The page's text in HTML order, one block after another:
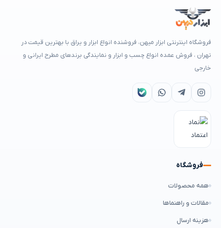
فروشگاه اینترنتی ابزار میهن، فروشنده انواع ابزار و یراق با بهترین قیمت در
تهران ، فروش عمده انواع چسب و ابزار و نمایندگی برندهای مطرح ایرانی و
خارجی
فروشگاه
همه محصولات
مقالات و راهنماها
هزینه ارسال